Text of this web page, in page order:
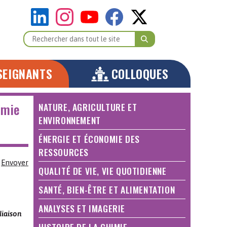
COLLOQUES
Envoyer
NATURE, AGRICULTURE ET
ENVIRONNEMENT
ÉNERGIE ET ÉCONOMIE DES
RESSOURCES
QUALITÉ DE VIE, VIE QUOTIDIENNE
SANTÉ, BIEN-ÊTRE ET ALIMENTATION
ANALYSES ET IMAGERIE